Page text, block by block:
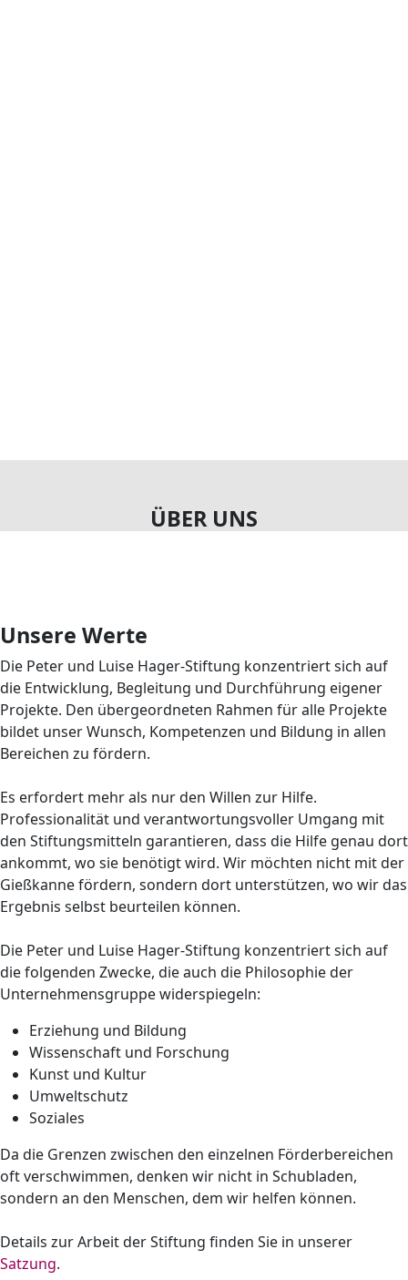
ÜBER UNS
Unsere Werte
Die Peter und Luise Hager-Stiftung konzentriert sich auf
die Entwicklung, Begleitung und Durchführung eigener
Projekte. Den übergeordneten Rahmen für alle Projekte
bildet unser Wunsch, Kompetenzen und Bildung in allen
Bereichen zu fördern.
Es erfordert mehr als nur den Willen zur Hilfe.
Professionalität und verantwortungsvoller Umgang mit
den Stiftungsmitteln garantieren, dass die Hilfe genau dort
ankommt, wo sie benötigt wird. Wir möchten nicht mit der
Gießkanne fördern, sondern dort unterstützen, wo wir das
Ergebnis selbst beurteilen können.
Die Peter und Luise Hager-Stiftung konzentriert sich auf
die folgenden Zwecke, die auch die Philosophie der
Unternehmensgruppe widerspiegeln:
Erziehung und Bildung
Wissenschaft und Forschung
Kunst und Kultur
Umweltschutz
Soziales
Da die Grenzen zwischen den einzelnen Förderbereichen
oft verschwimmen, denken wir nicht in Schubladen,
sondern an den Menschen, dem wir helfen können.
Details zur Arbeit der Stiftung finden Sie in unserer
Satzung.